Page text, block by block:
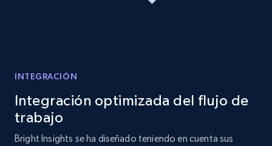
Title, Seller name, Brand, Description, Initial
price, Currency, Availability, Reviews count, and
more.
2.1K+ 375+ Comenzar ahora
INTEGRACIÓN
Integración optimizada del flujo de
trabajo
Bright Insights se ha diseñado teniendo en cuenta sus